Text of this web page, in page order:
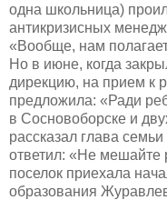
одна школьница)
антикризисных
«Вообще, нам
Но в июне, когда
дирекцию, на прием к
предложила: «Ради
в Сосновоборске и
рассказал глава
ответил: «Не мешайте
поселок приехала
образования